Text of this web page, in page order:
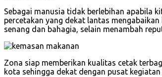
Sebagai manusia tidak berlebihan apabila
percetakan yang dekat lantas
senang dan bahagia, selain menambah
Zona siap memberikan kualitas cetak
kota sehingga dekat dengan pusat